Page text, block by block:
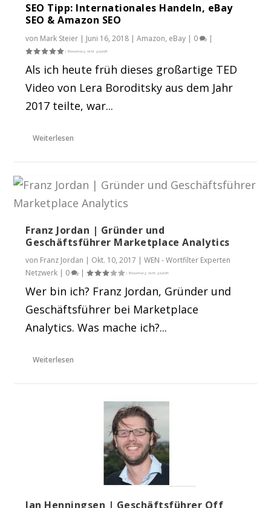
SEO Tipp: Internationales Handeln, eBay
SEO & Amazon SEO
von Mark Steier | Juni 16, 2018 |Amazon, eBay | 0 |
Als ich heute früh dieses großartige TED
Video von Lera Boroditsky aus dem Jahr
2017 teilte, war...
Weiterlesen
Franz Jordan | Gründer und
Geschäftsführer Marketplace Analytics
von Franz Jordan | Okt. 10, 2017 |WEN - Wortfilter Experten
Netzwerk | 0 |
Wer bin ich? Franz Jordan, Gründer und
Geschäftsführer bei Marketplace
Analytics. Was mache ich?...
Weiterlesen
Jan Henningsen | Geschäftsführer Off